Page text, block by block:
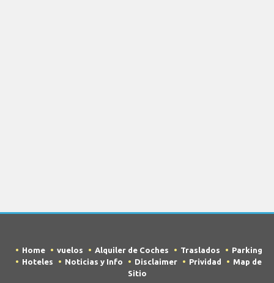
Home vuelos Alquiler de Coches Traslados
Parking
Hoteles
Noticias y Info Disclaimer Prividad
Map de
Sitio